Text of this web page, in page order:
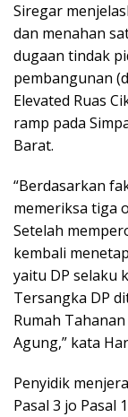
Siregar
dan menahan
dugaan tindak
pembangunan
Elevated Ruas
ramp pada
Barat.
“Berdasarkan
memeriksa tiga
Setelah
kembali
yaitu DP selaku
Tersangka DP
Rumah
Agung,” kata
Penyidik
Pasal 3 jo Pasal